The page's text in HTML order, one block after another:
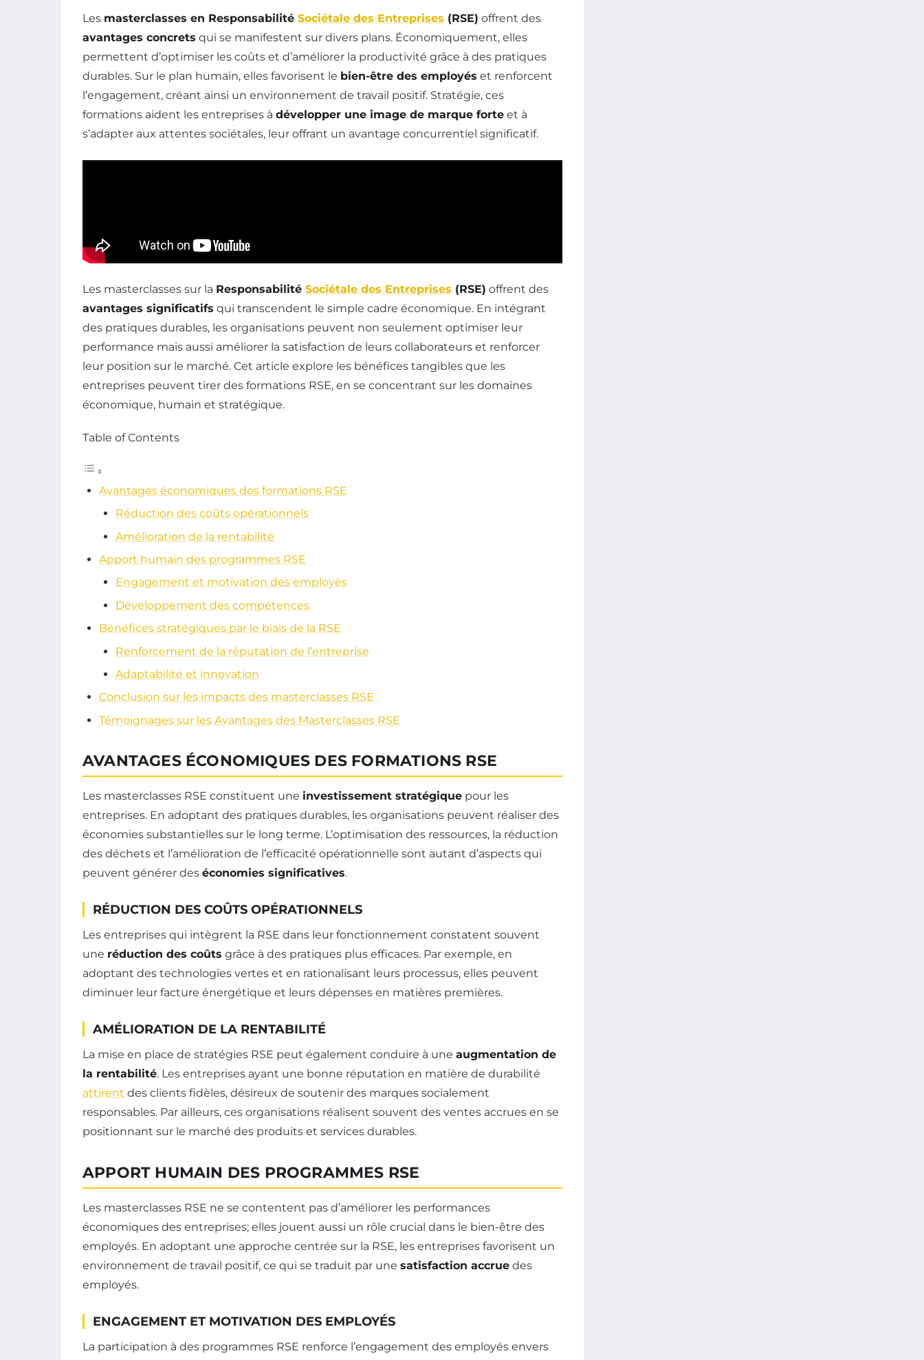
Les masterclasses en Responsabilité Sociétale des Entreprises (RSE) offrent des
avantages concrets qui se manifestent sur divers plans. Économiquement, elles
permettent d’optimiser les coûts et d’améliorer la productivité grâce à des pratiques
durables. Sur le plan humain, elles favorisent le bien-être des employés et renforcent
l’engagement, créant ainsi un environnement de travail positif. Stratégie, ces
formations aident les entreprises à développer une image de marque forte et à
s’adapter aux attentes sociétales, leur offrant un avantage concurrentiel significatif.
Les masterclasses sur la Responsabilité Sociétale des Entreprises (RSE) offrent des
avantages significatifs qui transcendent le simple cadre économique. En intégrant
des pratiques durables, les organisations peuvent non seulement optimiser leur
performance mais aussi améliorer la satisfaction de leurs collaborateurs et renforcer
leur position sur le marché. Cet article explore les bénéfices tangibles que les
entreprises peuvent tirer des formations RSE, en se concentrant sur les domaines
économique, humain et stratégique.
Table of Contents
Avantages économiques des formations RSE
Réduction des coûts opérationnels
Amélioration de la rentabilité
Apport humain des programmes RSE
Engagement et motivation des employés
Développement des compétences
Bénéfices stratégiques par le biais de la RSE
Renforcement de la réputation de l’entreprise
Adaptabilité et innovation
Conclusion sur les impacts des masterclasses RSE
Témoignages sur les Avantages des Masterclasses RSE
AVANTAGES ÉCONOMIQUES DES FORMATIONS RSE
Les masterclasses RSE constituent une investissement stratégique pour les
entreprises. En adoptant des pratiques durables, les organisations peuvent réaliser des
économies substantielles sur le long terme. L’optimisation des ressources, la réduction
des déchets et l’amélioration de l’efficacité opérationnelle sont autant d’aspects qui
peuvent générer des économies significatives.
RÉDUCTION DES COÛTS OPÉRATIONNELS
Les entreprises qui intègrent la RSE dans leur fonctionnement constatent souvent
une réduction des coûts grâce à des pratiques plus efficaces. Par exemple, en
adoptant des technologies vertes et en rationalisant leurs processus, elles peuvent
diminuer leur facture énergétique et leurs dépenses en matières premières.
AMÉLIORATION DE LA RENTABILITÉ
La mise en place de stratégies RSE peut également conduire à une augmentation de
la rentabilité. Les entreprises ayant une bonne réputation en matière de durabilité
attirent des clients fidèles, désireux de soutenir des marques socialement
responsables. Par ailleurs, ces organisations réalisent souvent des ventes accrues en se
positionnant sur le marché des produits et services durables.
APPORT HUMAIN DES PROGRAMMES RSE
Les masterclasses RSE ne se contentent pas d’améliorer les performances
économiques des entreprises; elles jouent aussi un rôle crucial dans le bien-être des
employés. En adoptant une approche centrée sur la RSE, les entreprises favorisent un
environnement de travail positif, ce qui se traduit par une satisfaction accrue des
employés.
ENGAGEMENT ET MOTIVATION DES EMPLOYÉS
La participation à des programmes RSE renforce l’engagement des employés envers